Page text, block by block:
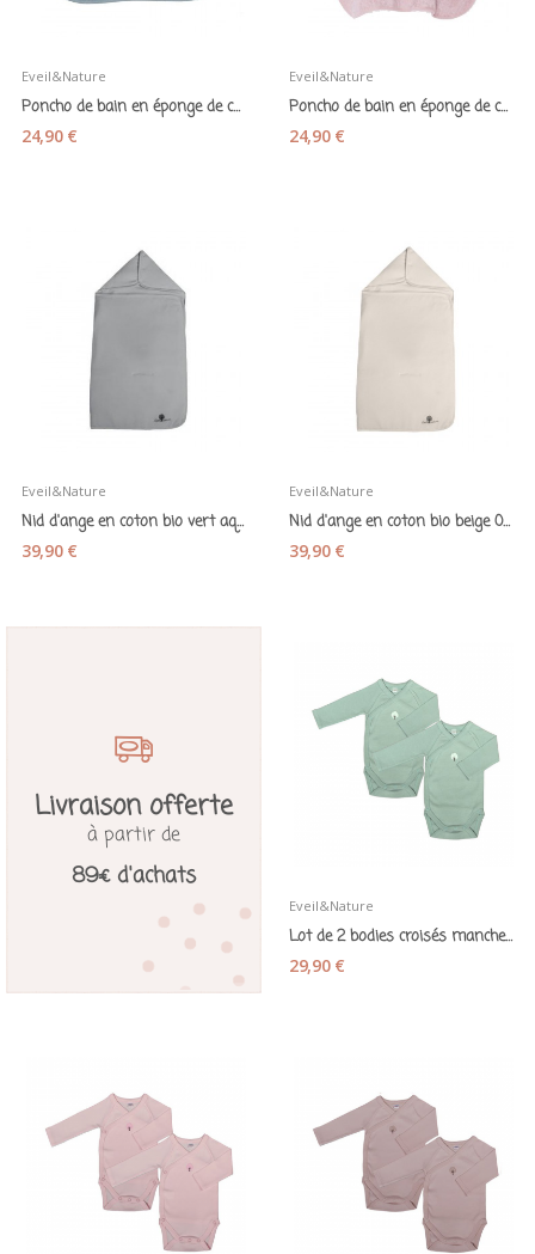
Eveil&Nature
Poncho de bain en éponge de coton bio vert aqua
24,90 €
Eveil&Nature
Poncho de bain en éponge de coton bio bois de rose
24,90 €
Eveil&Nature
Nid d'ange en coton bio vert aqua 0-6 mois -...
39,90 €
Eveil&Nature
Nid d'ange en coton bio beige 0-6 mois -...
39,90 €
Livraison offerte
à partir de
89€ d'achats
Eveil&Nature
Lot de 2 bodies croisés manches longues en...
29,90 €